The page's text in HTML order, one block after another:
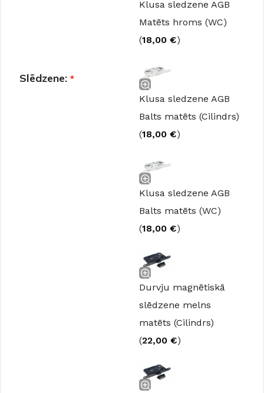
Slēdzene: *
Klusa sledzene AGB
Matēts hroms (WC)
(18,00 €)
Klusa sledzene AGB
Balts matēts (Cilindrs)
(18,00 €)
Klusa sledzene AGB
Balts matēts (WC)
(18,00 €)
Durvju magnētiskā
slēdzene melns
matēts (Cilindrs)
(22,00 €)